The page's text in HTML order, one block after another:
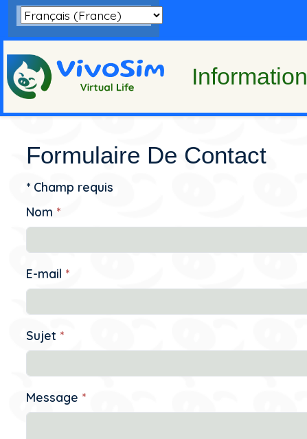
Information
Formulaire De Contact
* Champ requis
Nom *
E-mail *
Sujet *
Message *